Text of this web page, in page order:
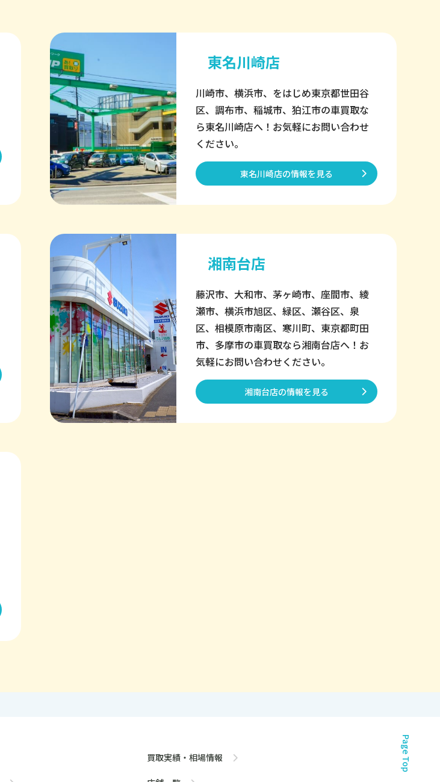
東名川崎店
川崎市、横浜市、をはじめ東京都世田谷
区、調布市、稲城市、狛江市の車買取な
ら東名川崎店へ！お気軽にお問い合わせ
ください。
東名川崎店の情報を見る
湘南台店
藤沢市、大和市、茅ヶ崎市、座間市、綾
瀬市、横浜市旭区、緑区、瀬谷区、泉
区、相模原市南区、寒川町、東京都町田
市、多摩市の車買取なら湘南台店へ！お
気軽にお問い合わせください。
湘南台店の情報を見る
Page Top
買取実績・相場情報